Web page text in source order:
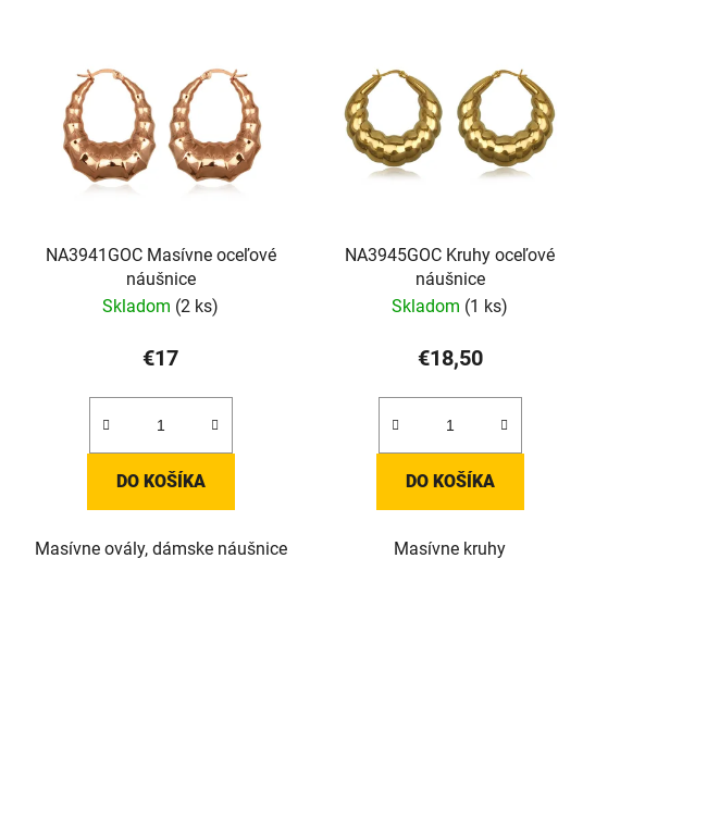
NA3941GOC Masívne oceľové
náušnice
Skladom (2 ks)
€17
DO KOŠÍKA
Masívne ovály, dámske náušnice
NA3945GOC Kruhy oceľové
náušnice
Skladom (1 ks)
€18,50
DO KOŠÍKA
Masívne kruhy